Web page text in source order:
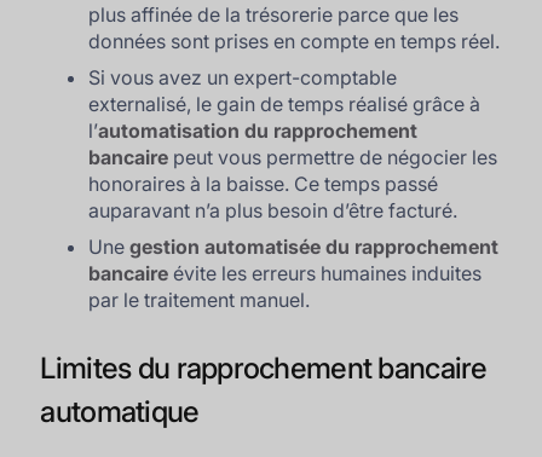
plus affinée de la trésorerie parce que les
données sont prises en compte en temps réel.
Si vous avez un expert-comptable
externalisé, le gain de temps réalisé grâce à
l’automatisation du rapprochement
bancaire peut vous permettre de négocier les
honoraires à la baisse. Ce temps passé
auparavant n’a plus besoin d’être facturé.
Unegestion automatisée du rapprochement
bancaire évite les erreurs humaines induites
par le traitement manuel.
Limites du rapprochement bancaire
automatique